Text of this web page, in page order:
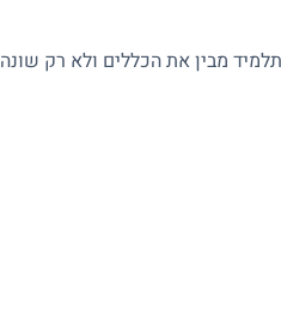
מבין את הכללים ולא רק שונה